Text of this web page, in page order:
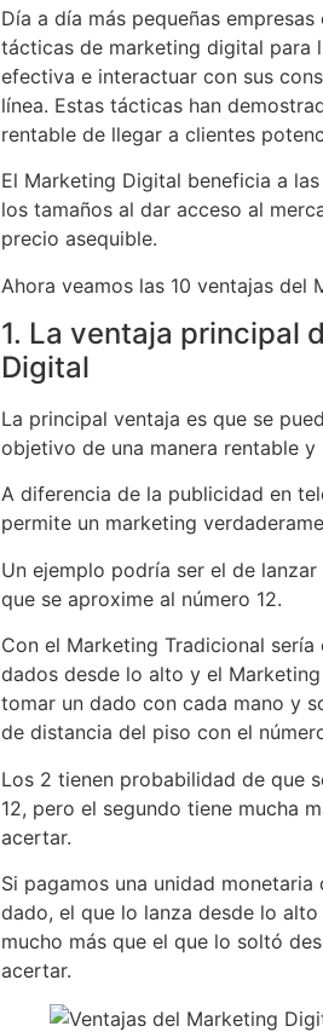
Día a día más pequeñas
tácticas de marketing digital para
efectiva e interactuar con sus
línea. Estas tácticas han
rentable de llegar a clientes
El Marketing Digital beneficia a
los tamaños al dar acceso al
precio asequible.
Ahora veamos las 10 ventajas del
1. La ventaja principal
Digital
La principal ventaja es que se
objetivo de una manera rentable y
A diferencia de la publicidad en
permite un marketing
Un ejemplo podría ser el de
que se aproxime al número 12.
Con el Marketing Tradicional
dados desde lo alto y el
tomar un dado con cada mano y
de distancia del piso con el
Los 2 tienen probabilidad de que
12, pero el segundo tiene mucha
acertar.
Si pagamos una unidad monetaria
dado, el que lo lanza desde lo
mucho más que el que lo soltó
acertar.